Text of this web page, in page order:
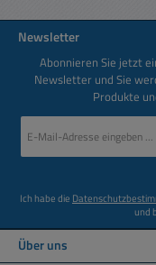
Newsletter
Abonnieren Sie jetzt
Newsletter und Sie
Produkte
Mail-
Ich habe die
und
Über uns